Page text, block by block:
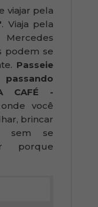
viajar pela
. Viaja pela
podem se
Passeie
CAFÉ -
você
brincar
sem se
porque